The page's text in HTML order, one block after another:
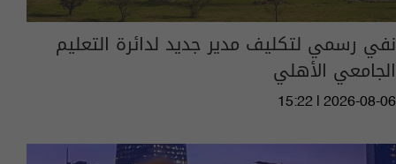
نفي رسمي لتكليف مدير جديد لدائرة التعليم
الجامعي الأهلي
15:22 | 2026-08-06